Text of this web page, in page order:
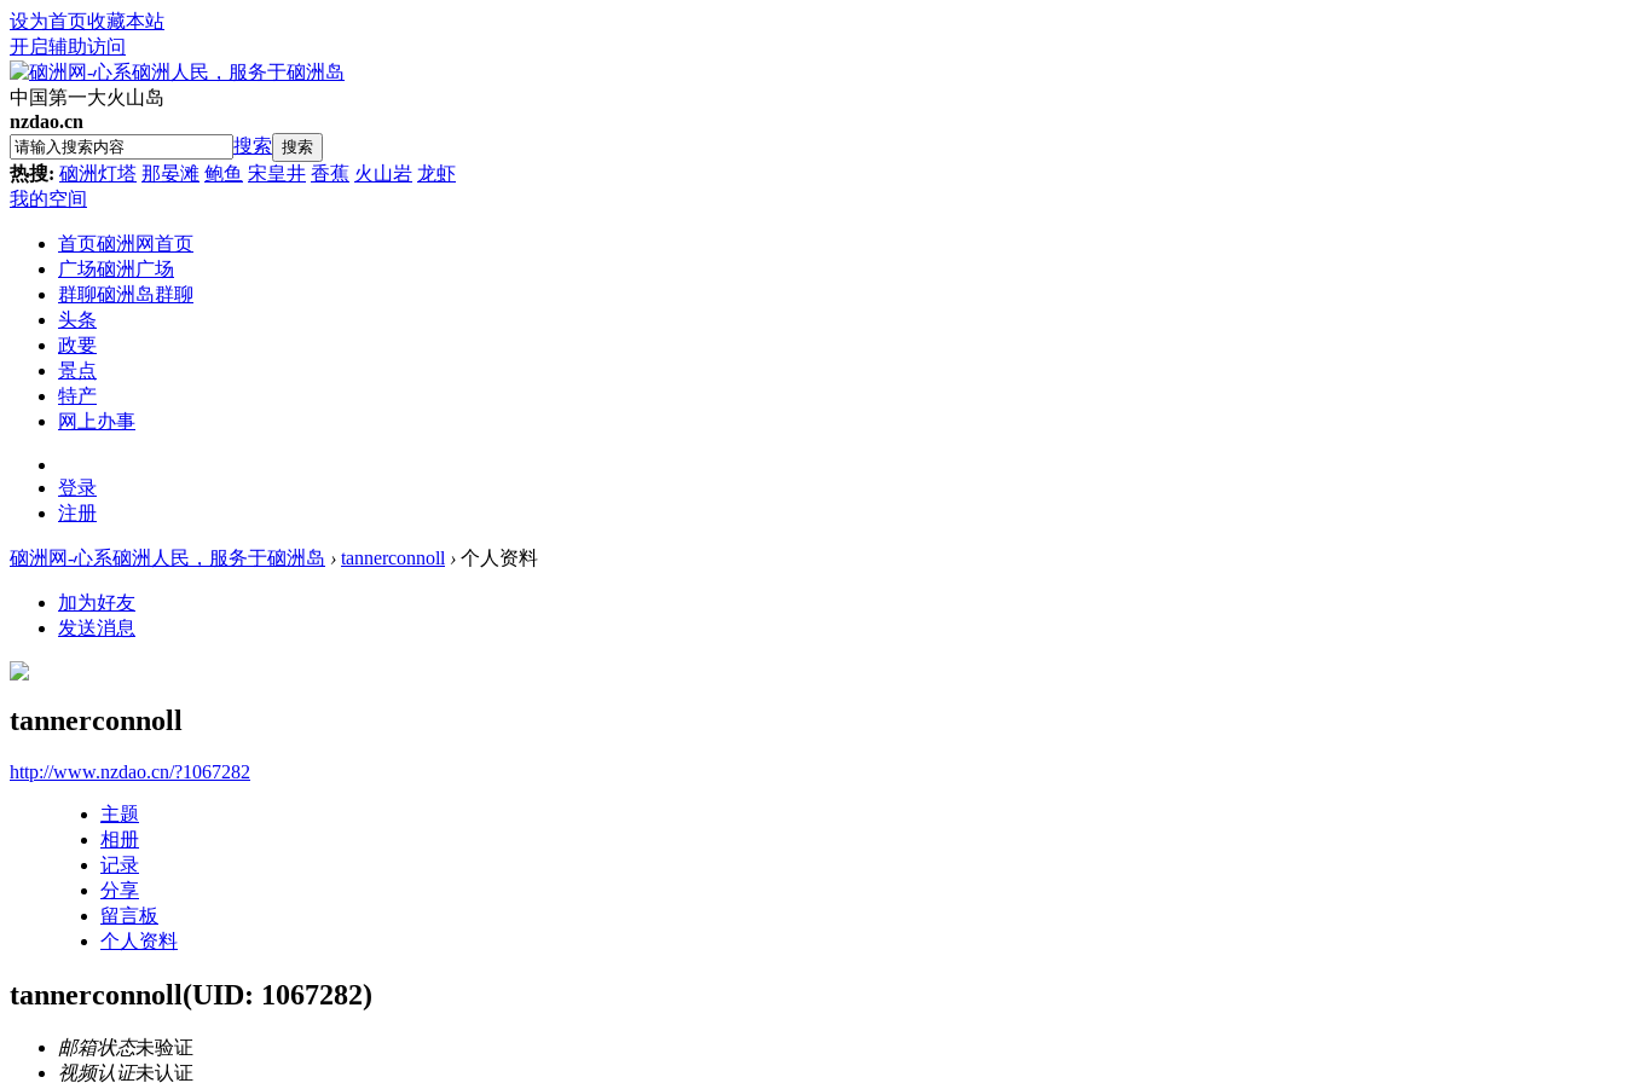
设为首页收藏本站
开启辅助访问
中国第一大火山岛
nzdao.cn
搜索 搜索
热搜: 硇洲灯塔 那晏滩 鲍鱼 宋皇井 香蕉 火山岩 龙虾
我的空间
首页硇洲网首页
广场硇洲广场
群聊硇洲岛群聊
头条
政要
景点
特产
网上办事
登录
注册
硇洲网-心系硇洲人民，服务于硇洲岛 › tannerconnoll › 个人资料
加为好友
发送消息
tannerconnoll
http://www.nzdao.cn/?1067282
主题
相册
记录
分享
留言板
个人资料
tannerconnoll(UID: 1067282)
邮箱状态未验证
视频认证未认证